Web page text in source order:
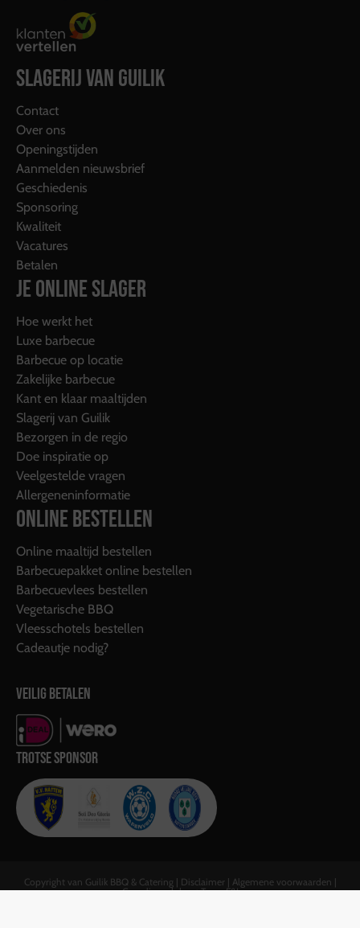
SLAGERIJ VAN GUILIK
Contact
Over ons
Openingstijden
Aanmelden nieuwsbrief
Geschiedenis
Sponsoring
Kwaliteit
Vacatures
Betalen
JE ONLINE SLAGER
Hoe werkt het
Luxe barbecue
Barbecue op locatie
Zakelijke barbecue
Kant en klaar maaltijden
Slagerij van Guilik
Bezorgen in de regio
Doe inspiratie op
Veelgestelde vragen
Allergeneninformatie
ONLINE BESTELLEN
Online maaltijd bestellen
Barbecuepakket online bestellen
Barbecuevlees bestellen
Vegetarische BBQ
Vleesschotels bestellen
Cadeautje nodig?
VEILIG BETALEN
TROTSE SPONSOR
Copyright van Guilik BBQ & Catering | Disclaimer| Algemene voorwaarden |
Gerealiseerd door:Team F&J